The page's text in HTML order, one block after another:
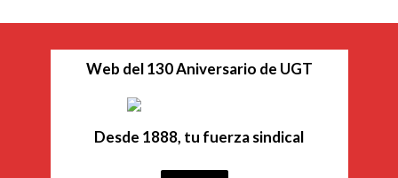
Web del 130 Aniversario de UGT
Desde 1888, tu fuerza sindical